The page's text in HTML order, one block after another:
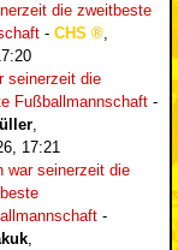
die zweitbeste
- CHS
,
seinerzeit die
Fußballmannschaft -
,
17:21
war seinerzeit die
-
,